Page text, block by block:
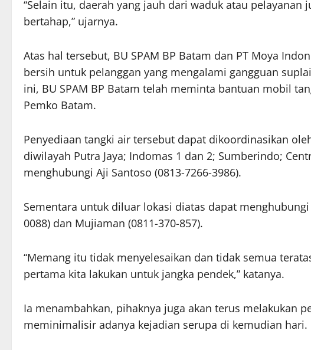
“Selain itu, daerah yang jauh dari waduk atau pelayanan
bertahap,” ujarnya.
Atas hal tersebut, BU SPAM BP Batam dan PT Moya
bersih untuk pelanggan yang mengalami gangguan
ini, BU SPAM BP Batam telah meminta bantuan mobil
Pemko Batam.
Penyediaan tangki air tersebut dapat dikoordinasikan
diwilayah Putra Jaya; Indomas 1 dan 2; Sumberindo;
menghubungi Aji Santoso (0813-7266-3986).
Sementara untuk diluar lokasi diatas dapat menghubungi
0088) dan Mujiaman (0811-370-857).
“Memang itu tidak menyelesaikan dan tidak semua
pertama kita lakukan untuk jangka pendek,” katanya.
Ia menambahkan, pihaknya juga akan terus melakukan
meminimalisir adanya kejadian serupa di kemudian hari.